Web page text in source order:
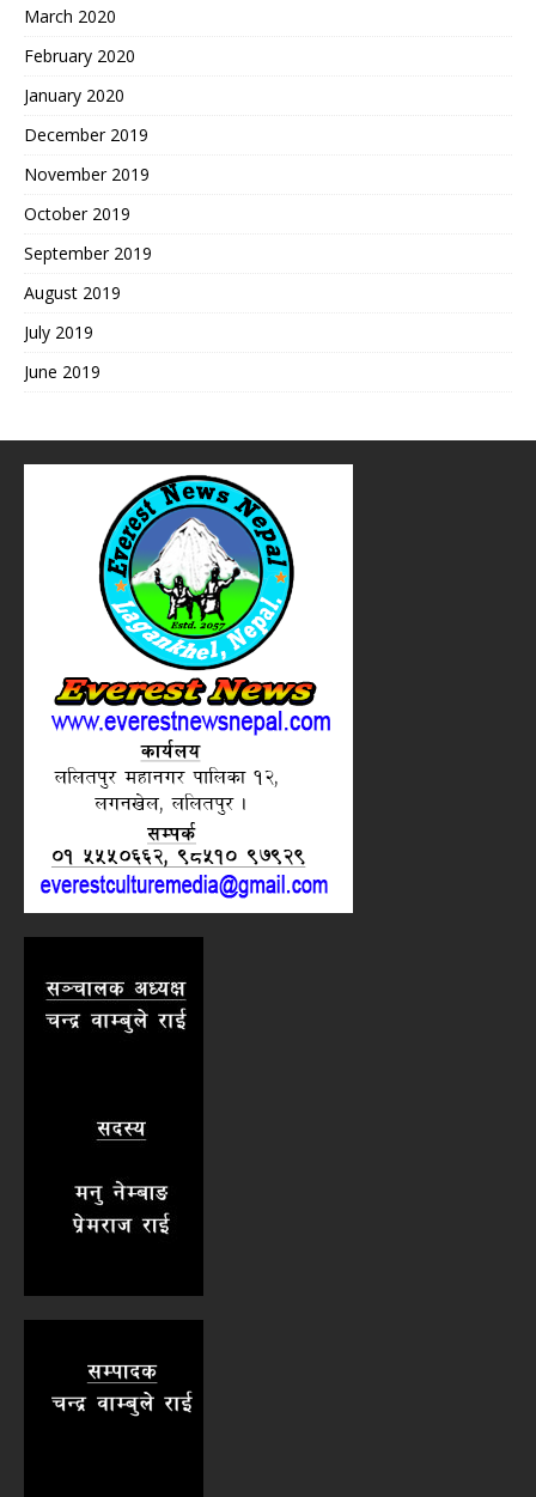
March 2020
February 2020
January 2020
December 2019
November 2019
October 2019
September 2019
August 2019
July 2019
June 2019